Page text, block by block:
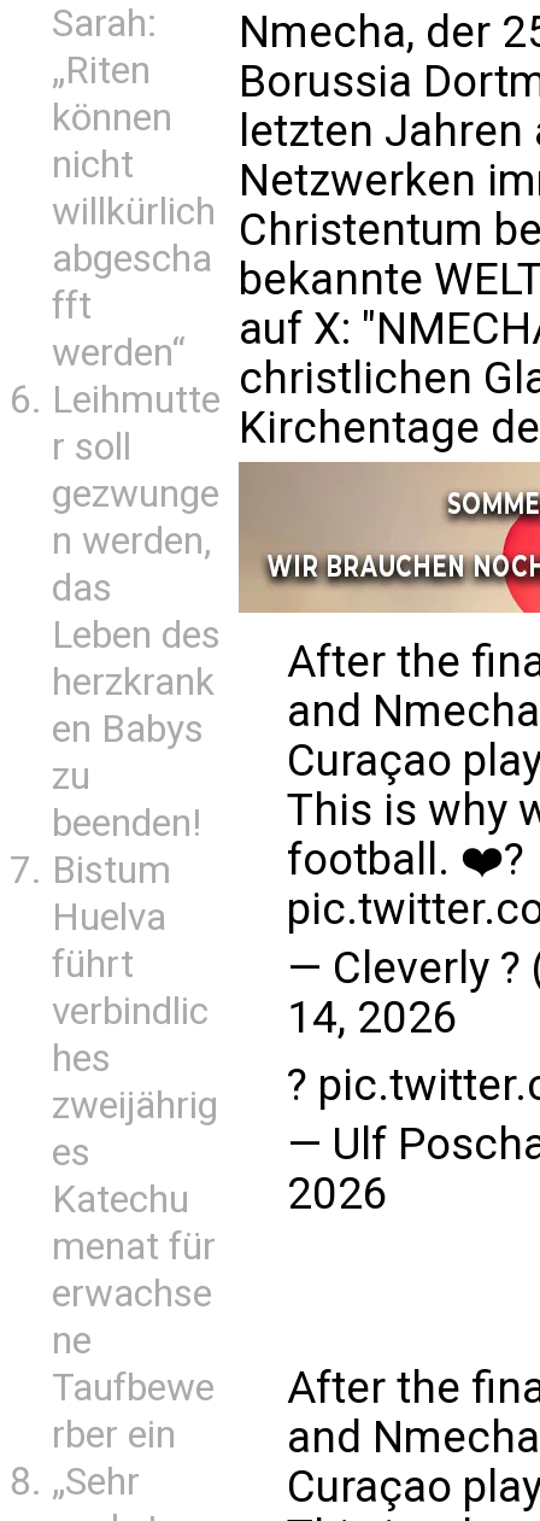
Sarah:
„Riten
können
nicht
willkürlich
abgescha
fft
werden“
Leihmutte
r soll
gezwunge
n werden,
das
Leben des
herzkrank
en Babys
zu
beenden!
Bistum
Huelva
führt
verbindlic
hes
zweijährig
es
Katechu
menat für
erwachse
ne
Taufbewe
rber ein
„Sehr
Nmecha, der
Borussia
letzten
Netzwerken
Christentum
bekannte
auf X:
christlichen
Kirchentage
After the
and
Curaçao
This is why
football. ❤️?
— Cleverly ?
14, 2026
?
— Ulf
2026
After the
and
Curaçao